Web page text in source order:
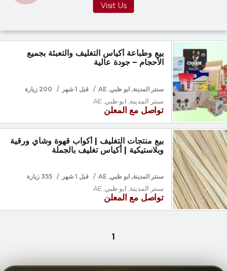
Visit Us
بيع وطباعة أكياس التغليف والتعبئة بجميع
الأحجام – جودة عالية
سنتر المدينة, ابو ظبي, AE / قبل 1 شهر / 200 زيارة
سنتر المدينة, ابو ظبي, AE
تواصل مع المعلن
بيع منتجات التغليف | أكواب قهوة وشاي ورقية
وبلاستيكية | أكياس تغليف بالجملة
سنتر المدينة, ابو ظبي, AE / قبل 1 شهر / 355 زيارة
سنتر المدينة, ابو ظبي, AE
تواصل مع المعلن